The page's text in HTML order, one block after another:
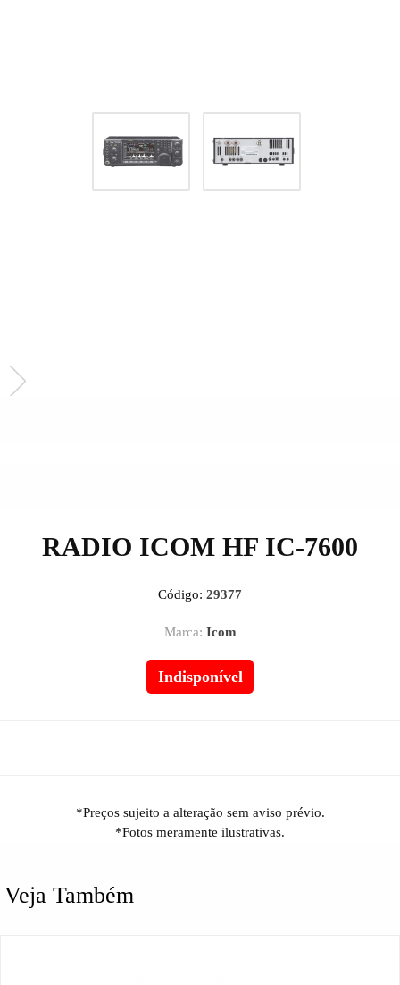
RADIO ICOM HF IC-7600
Código: 29377
Marca: Icom
Indisponível
*Preços sujeito a alteração sem aviso prévio.
*Fotos meramente ilustrativas.
Veja Também